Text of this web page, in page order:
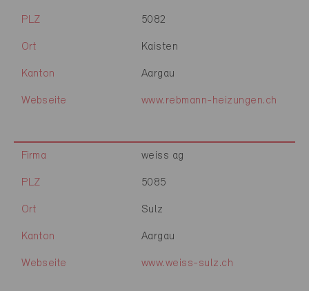
PLZ 5082
Ort Kaisten
Kanton Aargau
Webseite www.rebmann-heizungen.ch
Firma weiss ag
PLZ 5085
Ort Sulz
Kanton Aargau
Webseite www.weiss-sulz.ch